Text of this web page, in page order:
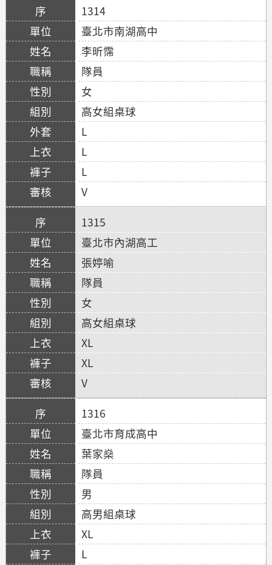
1314
臺北市南湖高中
李昕霈
隊員
女
高女組桌球
L
L
L
V
1315
臺北市內湖高工
張婷喻
隊員
女
高女組桌球
XL
XL
V
1316
臺北市育成高中
葉家燊
隊員
男
高男組桌球
XL
L